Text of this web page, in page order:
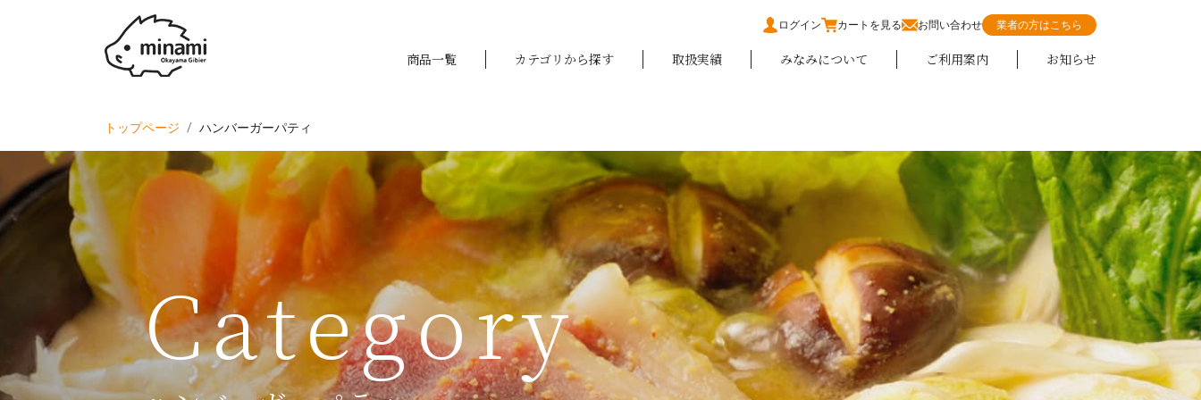
ログイン カートを見る お問い合わせ 業者の方はこちら
商品一覧 カテゴリから探す 取扱実績 みなみについて ご利用案内 お知らせ
トップページ ハンバーガーパティ
Category